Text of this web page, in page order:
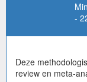
-
Deze
review en meta-